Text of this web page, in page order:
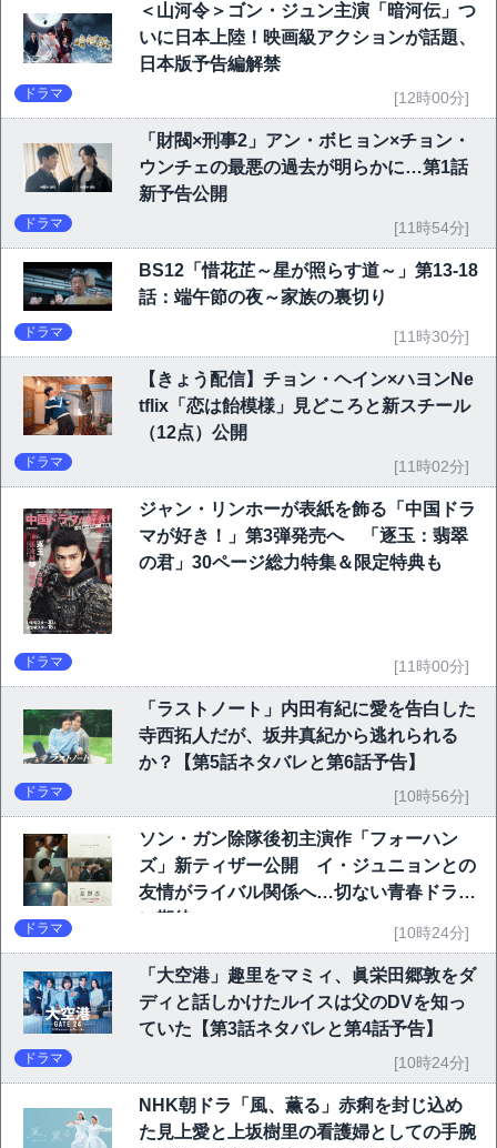
＜山河令＞ゴン・ジュン主演「暗河伝」つ
いに日本上陸！映画級アクションが話題、
日本版予告編解禁
ドラマ [12時00分]
「財閥×刑事2」アン・ボヒョン×チョン・
ウンチェの最悪の過去が明らかに…第1話
新予告公開
ドラマ [11時54分]
BS12「惜花芷～星が照らす道～」第13-18
話：端午節の夜～家族の裏切り
ドラマ [11時30分]
【きょう配信】チョン・ヘイン×ハヨンNe
tflix「恋は飴模様」見どころと新スチール
（12点）公開
ドラマ [11時02分]
ジャン・リンホーが表紙を飾る「中国ドラ
マが好き！」第3弾発売へ 「逐玉：翡翠
の君」30ページ総力特集＆限定特典も
ドラマ [11時00分]
「ラストノート」内田有紀に愛を告白した
寺西拓人だが、坂井真紀から逃れられる
か？【第5話ネタバレと第6話予告】
ドラマ [10時56分]
ソン・ガン除隊後初主演作「フォーハン
ズ」新ティザー公開 イ・ジュニョンとの
友情がライバル関係へ…切ない青春ドラマ
に期待
ドラマ [10時24分]
「大空港」趣里をマミィ、眞栄田郷敦をダ
ディと話しかけたルイスは父のDVを知っ
ていた【第3話ネタバレと第4話予告】
ドラマ [10時24分]
NHK朝ドラ「風、薫る」赤痢を封じ込め
た見上愛と上坂樹里の看護婦としての手腕